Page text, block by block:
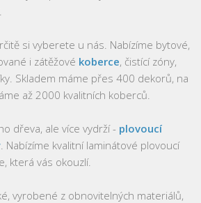
si vyberete u nás. Nabízíme bytové,
i zátěžové koberce, čistící zóny,
Skladem máme přes 400 dekorů, na
až 2000 kvalitních koberců.
dřeva, ale více vydrží - plovoucí
. Nabízíme kvalitní laminátové plovoucí
která vás okouzlí.
vyrobené z obnovitelných materiálů,